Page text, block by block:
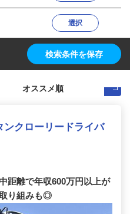
選択
検索条件を保存
クローリードライバ
距離で年収600万円以上が
り組みも◎